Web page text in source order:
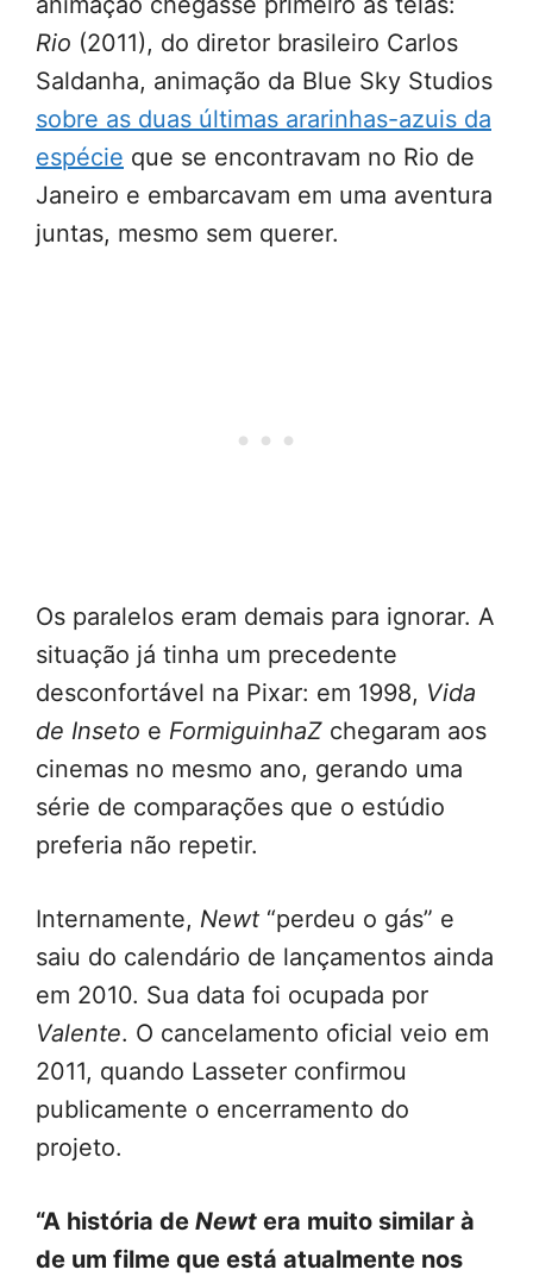
Rio (2011), do diretor brasileiro Carlos
Saldanha, animação da Blue Sky Studios
sobre as duas últimas ararinhas-azuis da
espécie que se encontravam no Rio de
Janeiro e embarcavam em uma aventura
juntas, mesmo sem querer.
Os paralelos eram demais para ignorar. A
situação já tinha um precedente
desconfortável na Pixar: em 1998, Vida
de Inseto e FormiguinhaZ chegaram aos
cinemas no mesmo ano, gerando uma
série de comparações que o estúdio
preferia não repetir.
Internamente, Newt “perdeu o gás” e
saiu do calendário de lançamentos ainda
em 2010. Sua data foi ocupada por
Valente. O cancelamento oficial veio em
2011, quando Lasseter confirmou
publicamente o encerramento do
projeto.
“A história de Newt era muito similar à
de um filme que está atualmente nos